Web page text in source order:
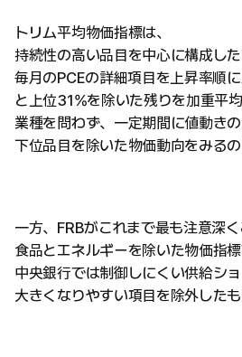
トリム平均物価指標は、
持続性の高い品目を中心に構成した
毎月のPCEの詳細項目を上昇率順
と上位31%を除いた残りを加重平
業種を問わず、一定期間に値動きの
下位品目を除いた物価動向をみるの
一方、FRBがこれまで最も注意深く
食品とエネルギーを除いた物価指標
中央銀行では制御しにくい供給シ
大きくなりやすい項目を除外したも